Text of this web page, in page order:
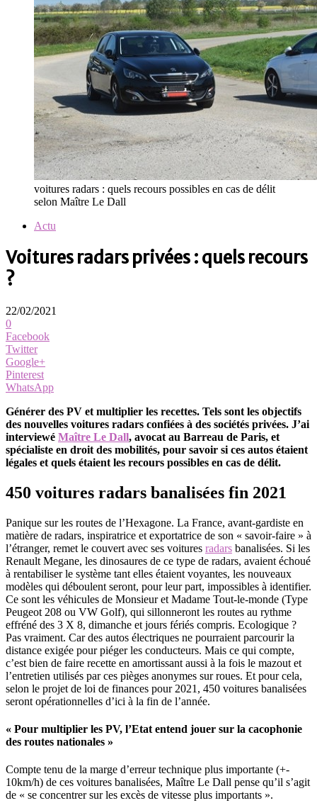
voitures radars : quels recours possibles en cas de délit
selon Maître Le Dall
Actu
Voitures radars privées : quels recours
?
22/02/2021
0
Facebook
Twitter
Google+
Pinterest
WhatsApp
Générer des PV et multiplier les recettes. Tels sont les objectifs
des nouvelles voitures radars confiées à des sociétés privées. J’ai
interviewé Maître Le Dall, avocat au Barreau de Paris, et
spécialiste en droit des mobilités, pour savoir si ces autos étaient
légales et quels étaient les recours possibles en cas de délit.
450 voitures radars banalisées fin 2021
Panique sur les routes de l’Hexagone. La France, avant-gardiste en
matière de radars, inspiratrice et exportatrice de son « savoir-faire » à
l’étranger, remet le couvert avec ses voitures radars banalisées. Si les
Renault Megane, les dinosaures de ce type de radars, avaient échoué
à rentabiliser le système tant elles étaient voyantes, les nouveaux
modèles qui déboulent seront, pour leur part, impossibles à identifier.
Ce sont les véhicules de Monsieur et Madame Tout-le-monde (Type
Peugeot 208 ou VW Golf), qui sillonneront les routes au rythme
effréné des 3 X 8, dimanche et jours fériés compris. Ecologique ?
Pas vraiment. Car des autos électriques ne pourraient parcourir la
distance exigée pour piéger les conducteurs. Mais ce qui compte,
c’est bien de faire recette en amortissant aussi à la fois le mazout et
l’entretien utilisés par ces pièges anonymes sur roues. Et pour cela,
selon le projet de loi de finances pour 2021, 450 voitures banalisées
seront opérationnelles d’ici à la fin de l’année.
« Pour multiplier les PV, l’Etat entend jouer sur la cacophonie
des routes nationales »
Compte tenu de la marge d’erreur technique plus importante (+-
10km/h) de ces voitures banalisées, Maître Le Dall pense qu’il s’agit
de « se concentrer sur les excès de vitesse plus importants ».